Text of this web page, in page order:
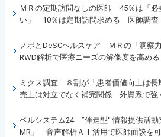
ＭＲの定期訪問なしの医師 45％は「必
い」 10％は定期訪問求める 医師調査
ノボとDeSCヘルスケア ＭＲの「洞察
RWD解析で医療ニーズの解像度を高める
ミクス調査 ８割が「患者価値向上は長
売上は対立でなく補完関係 外資系で強
ベルシステム24 ”伴走型“ 情報提供活動
MR」 音声解析ＡＩ活用で医師面談を